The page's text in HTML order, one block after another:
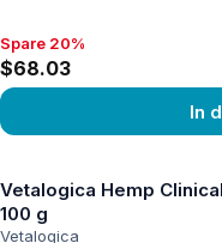
Spare 20%, $68.03
Spare 20%
$68.03
In
Vetalogica Hemp
100 g
Vetalogica